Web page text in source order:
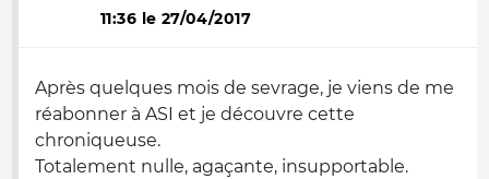
11:36 le 27/04/2017
Après quelques mois de sevrage, je viens de me
réabonner à ASI et je découvre cette
chroniqueuse.
Totalement nulle, agaçante, insupportable.